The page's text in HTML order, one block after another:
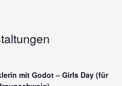
mit Godot – Girls Day (für